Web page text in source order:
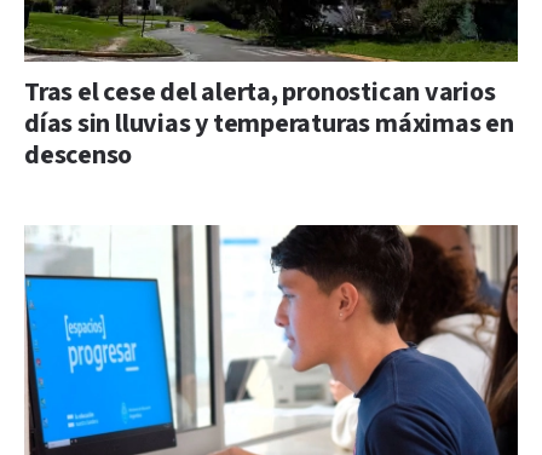
Tras el cese del alerta, pronostican varios
días sin lluvias y temperaturas máximas en
descenso